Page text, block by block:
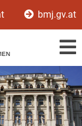
bmj.gv.at